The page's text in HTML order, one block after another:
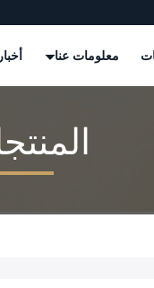
معلومات عنا أخبار